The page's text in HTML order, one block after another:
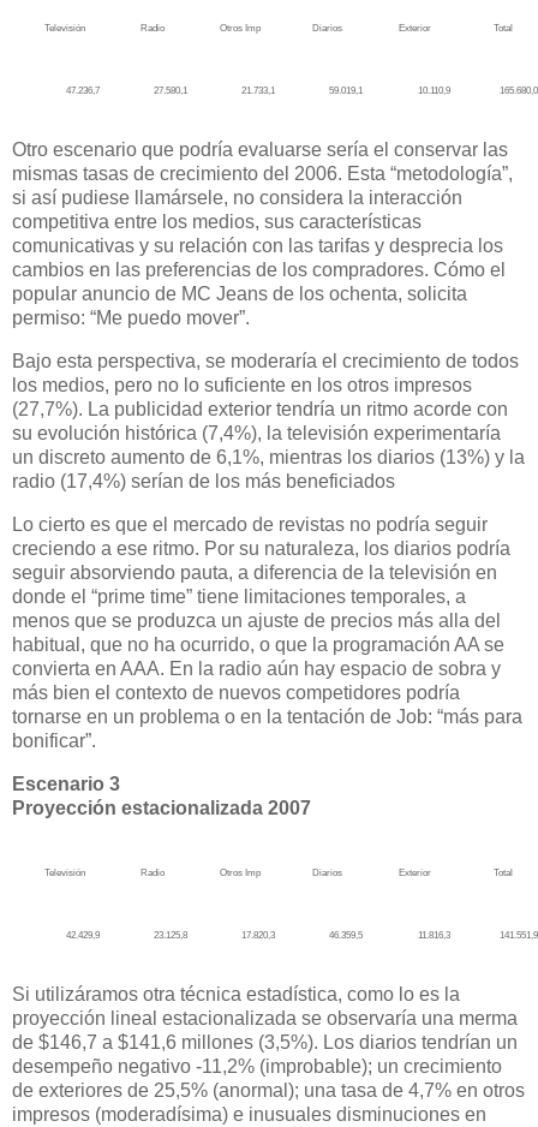
Televisión Radio Otros Imp Diarios Exterior Total
47.236,7 27.580,1 21.733,1 59.019,1 10.110,9 165.680,0
Otro escenario que podría evaluarse sería el conservar las
mismas tasas de crecimiento del 2006. Esta “metodología”,
si así pudiese llamársele, no considera la interacción
competitiva entre los medios, sus características
comunicativas y su relación con las tarifas y desprecia los
cambios en las preferencias de los compradores. Cómo el
popular anuncio de MC Jeans de los ochenta, solicita
permiso: “Me puedo mover”.
Bajo esta perspectiva, se moderaría el crecimiento de todos
los medios, pero no lo suficiente en los otros impresos
(27,7%). La publicidad exterior tendría un ritmo acorde con
su evolución histórica (7,4%), la televisión experimentaría
un discreto aumento de 6,1%, mientras los diarios (13%) y la
radio (17,4%) serían de los más beneficiados
Lo cierto es que el mercado de revistas no podría seguir
creciendo a ese ritmo. Por su naturaleza, los diarios podría
seguir absorviendo pauta, a diferencia de la televisión en
donde el “prime time” tiene limitaciones temporales, a
menos que se produzca un ajuste de precios más alla del
habitual, que no ha ocurrido, o que la programación AA se
convierta en AAA. En la radio aún hay espacio de sobra y
más bien el contexto de nuevos competidores podría
tornarse en un problema o en la tentación de Job: “más para
bonificar”.
Escenario 3
Proyección estacionalizada 2007
Televisión Radio Otros Imp Diarios Exterior Total
42.429,9 23.125,8 17.820,3 46.359,5 11.816,3 141.551,9
Si utilizáramos otra técnica estadística, como lo es la
proyección lineal estacionalizada se observaría una merma
de $146,7 a $141,6 millones (3,5%). Los diarios tendrían un
desempeño negativo -11,2% (improbable); un crecimiento
de exteriores de 25,5% (anormal); una tasa de 4,7% en otros
impresos (moderadísima) e inusuales disminuciones en